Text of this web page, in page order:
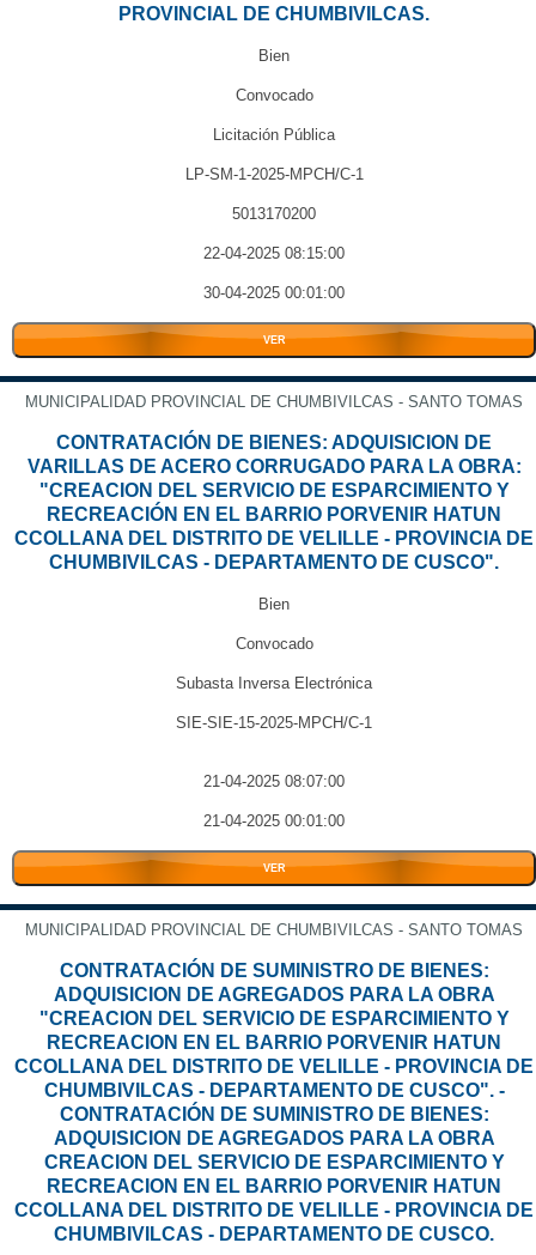
PROVINCIAL DE CHUMBIVILCAS.
Bien
Convocado
Licitación Pública
LP-SM-1-2025-MPCH/C-1
5013170200
22-04-2025 08:15:00
30-04-2025 00:01:00
VER
MUNICIPALIDAD PROVINCIAL DE CHUMBIVILCAS - SANTO TOMAS
CONTRATACIÓN DE BIENES: ADQUISICION DE
VARILLAS DE ACERO CORRUGADO PARA LA OBRA:
"CREACION DEL SERVICIO DE ESPARCIMIENTO Y
RECREACIÓN EN EL BARRIO PORVENIR HATUN
CCOLLANA DEL DISTRITO DE VELILLE - PROVINCIA DE
CHUMBIVILCAS - DEPARTAMENTO DE CUSCO".
Bien
Convocado
Subasta Inversa Electrónica
SIE-SIE-15-2025-MPCH/C-1
21-04-2025 08:07:00
21-04-2025 00:01:00
VER
MUNICIPALIDAD PROVINCIAL DE CHUMBIVILCAS - SANTO TOMAS
CONTRATACIÓN DE SUMINISTRO DE BIENES:
ADQUISICION DE AGREGADOS PARA LA OBRA
"CREACION DEL SERVICIO DE ESPARCIMIENTO Y
RECREACION EN EL BARRIO PORVENIR HATUN
CCOLLANA DEL DISTRITO DE VELILLE - PROVINCIA DE
CHUMBIVILCAS - DEPARTAMENTO DE CUSCO". -
CONTRATACIÓN DE SUMINISTRO DE BIENES:
ADQUISICION DE AGREGADOS PARA LA OBRA
CREACION DEL SERVICIO DE ESPARCIMIENTO Y
RECREACION EN EL BARRIO PORVENIR HATUN
CCOLLANA DEL DISTRITO DE VELILLE - PROVINCIA DE
CHUMBIVILCAS - DEPARTAMENTO DE CUSCO.